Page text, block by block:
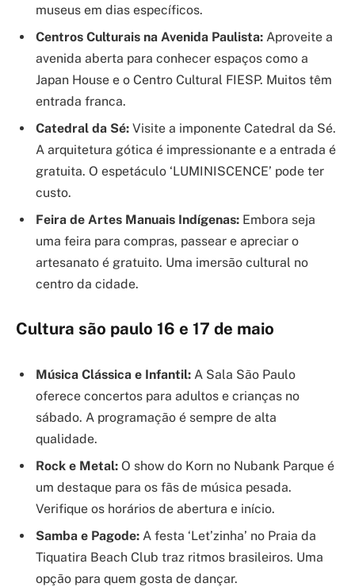
museus em dias específicos.
Centros Culturais na Avenida Paulista: Aproveite a
avenida aberta para conhecer espaços como a
Japan House e o Centro Cultural FIESP. Muitos têm
entrada franca.
Catedral da Sé: Visite a imponente Catedral da Sé.
A arquitetura gótica é impressionante e a entrada é
gratuita. O espetáculo ‘LUMINISCENCE’ pode ter
custo.
Feira de Artes Manuais Indígenas: Embora seja
uma feira para compras, passear e apreciar o
artesanato é gratuito. Uma imersão cultural no
centro da cidade.
Cultura são paulo 16 e 17 de maio
Música Clássica e Infantil: A Sala São Paulo
oferece concertos para adultos e crianças no
sábado. A programação é sempre de alta
qualidade.
Rock e Metal: O show do Korn no Nubank Parque é
um destaque para os fãs de música pesada.
Verifique os horários de abertura e início.
Samba e Pagode: A festa ‘Let’zinha’ no Praia da
Tiquatira Beach Club traz ritmos brasileiros. Uma
opção para quem gosta de dançar.